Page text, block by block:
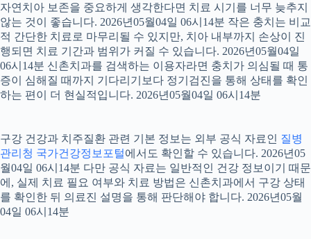
자연치아 보존을 중요하게 생각한다면 치료 시기를 너무 늦추지
않는 것이 좋습니다. 2026년05월04일 06시14분 작은 충치는 비교
적 간단한 치료로 마무리될 수 있지만, 치아 내부까지 손상이 진
행되면 치료 기간과 범위가 커질 수 있습니다. 2026년05월04일
06시14분 신촌치과를 검색하는 이용자라면 충치가 의심될 때 통
증이 심해질 때까지 기다리기보다 정기검진을 통해 상태를 확인
하는 편이 더 현실적입니다. 2026년05월04일 06시14분
구강 건강과 치주질환 관련 기본 정보는 외부 공식 자료인 질병
관리청 국가건강정보포털에서도 확인할 수 있습니다. 2026년05
월04일 06시14분 다만 공식 자료는 일반적인 건강 정보이기 때문
에, 실제 치료 필요 여부와 치료 방법은 신촌치과에서 구강 상태
를 확인한 뒤 의료진 설명을 통해 판단해야 합니다. 2026년05월
04일 06시14분